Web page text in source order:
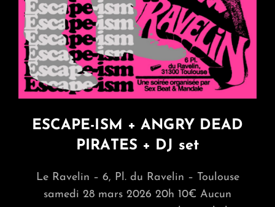
ESCAPE-ISM + ANGRY DEAD
PIRATES + DJ set
Le Ravelin – 6, Pl. du Ravelin – Toulouse
samedi 28 mars 2026 20h 10€ Aucun